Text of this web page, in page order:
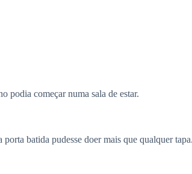
podia começar numa sala de estar.
porta batida pudesse doer mais que qualquer tapa.